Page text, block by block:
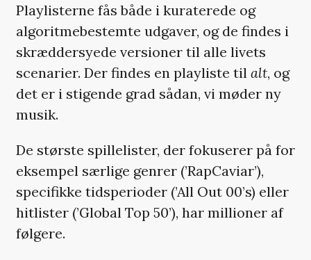
Playlisterne fås både i kuraterede og
algoritmebestemte udgaver, og de findes i
skræddersyede versioner til alle livets
scenarier. Der findes en playliste til alt, og
det er i stigende grad sådan, vi møder ny
musik.
De største spillelister, der fokuserer på for
eksempel særlige genrer (’RapCaviar’),
specifikke tidsperioder (’All Out 00’s) eller
hitlister (’Global Top 50’), har millioner af
følgere.